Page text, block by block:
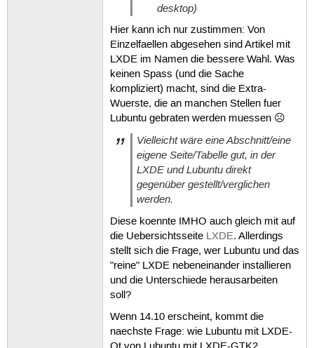
desktop)
Hier kann ich nur zustimmen: Von
Einzelfaellen abgesehen sind Artikel mit
LXDE im Namen die bessere Wahl. Was
keinen Spass (und die Sache
kompliziert) macht, sind die Extra-
Wuerste, die an manchen Stellen fuer
Lubuntu gebraten werden muessen ☹
Vielleicht wäre eine Abschnitt/eine
eigene Seite/Tabelle gut, in der
LXDE und Lubuntu direkt
gegenüber gestellt/verglichen
werden.
Diese koennte IMHO auch gleich mit auf
die Uebersichtsseite LXDE. Allerdings
stellt sich die Frage, wer Lubuntu und das
"reine" LXDE nebeneinander installieren
und die Unterschiede herausarbeiten
soll?
Wenn 14.10 erscheint, kommt die
naechste Frage: wie Lubuntu mit LXDE-